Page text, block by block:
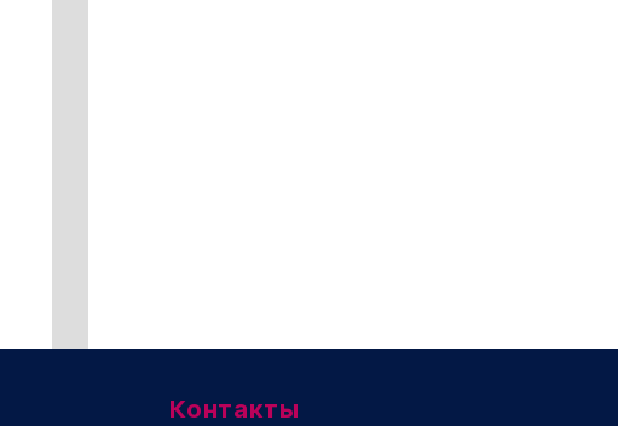
Контакты